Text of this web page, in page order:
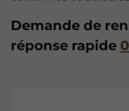
Demande de
réponse rapide